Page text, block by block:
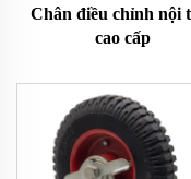
Chân điều chỉnh nội
cao cấp